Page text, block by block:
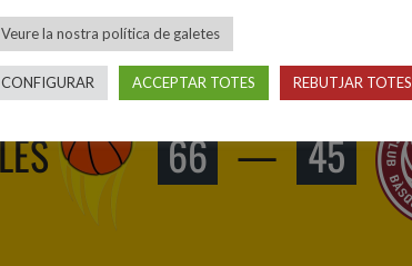
66 — 45
Veure la nostra política de galetes
CONFIGURAR ACCEPTAR TOTES REBUTJAR TOTES